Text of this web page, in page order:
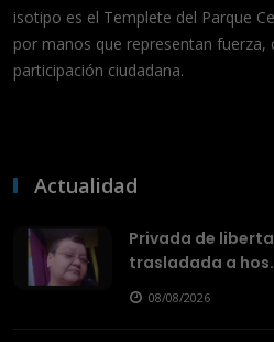
isotipo es el Templete del Parque
por manos que representan
participación ciudadana.
Actualidad
Privada de
trasladada a
08/08/2026